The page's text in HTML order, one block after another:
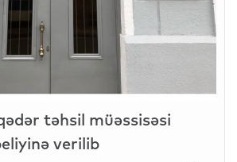
təhsil müəssisəsi
verilib